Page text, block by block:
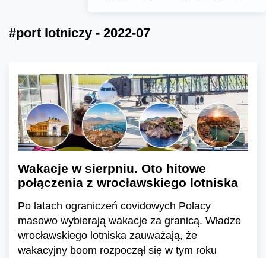
#port lotniczy - 2022-07
Wakacje w sierpniu. Oto hitowe
połączenia z wrocławskiego lotniska
Po latach ograniczeń covidowych Polacy
masowo wybierają wakacje za granicą. Władze
wrocławskiego lotniska zauważają, że
wakacyjny boom rozpoczął się w tym roku